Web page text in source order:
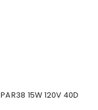
15W 120V 40D